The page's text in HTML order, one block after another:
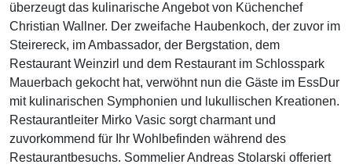
überzeugt das kulinarische Angebot von Küchenchef
Christian Wallner. Der zweifache Haubenkoch, der zuvor im
Steirereck, im Ambassador, der Bergstation, dem
Restaurant Weinzirl und dem Restaurant im Schlosspark
Mauerbach gekocht hat, verwöhnt nun die Gäste im EssDur
mit kulinarischen Symphonien und lukullischen Kreationen.
Restaurantleiter Mirko Vasic sorgt charmant und
zuvorkommend für Ihr Wohlbefinden während des
Restaurantbesuchs. Sommelier Andreas Stolarski offeriert